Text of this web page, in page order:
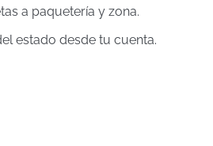
a paquetería y zona.
estado desde tu cuenta.